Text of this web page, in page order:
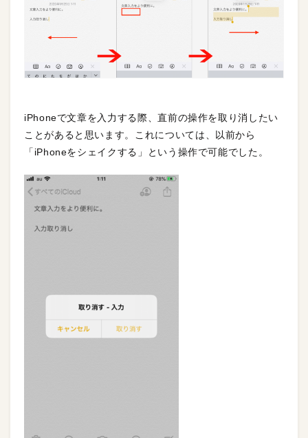
iPhoneで文章を入力する際、直前の操作を取り消したい
ことがあると思います。これについては、以前から
「iPhoneをシェイクする」という操作で可能でした。